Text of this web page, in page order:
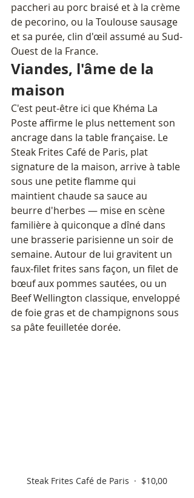
paccheri au porc braisé et à la crème
de pecorino, ou la Toulouse sausage
et sa purée, clin d'œil assumé au Sud-
Ouest de la France.
Viandes, l'âme de la
maison
C'est peut-être ici que Khéma La
Poste affirme le plus nettement son
ancrage dans la table française. Le
Steak Frites Café de Paris, plat
signature de la maison, arrive à table
sous une petite flamme qui
maintient chaude sa sauce au
beurre d'herbes — mise en scène
familière à quiconque a dîné dans
une brasserie parisienne un soir de
semaine. Autour de lui gravitent un
faux-filet frites sans façon, un filet de
bœuf aux pommes sautées, ou un
Beef Wellington classique, enveloppé
de foie gras et de champignons sous
sa pâte feuilletée dorée.
Steak Frites Café de Paris  ·  $10,00